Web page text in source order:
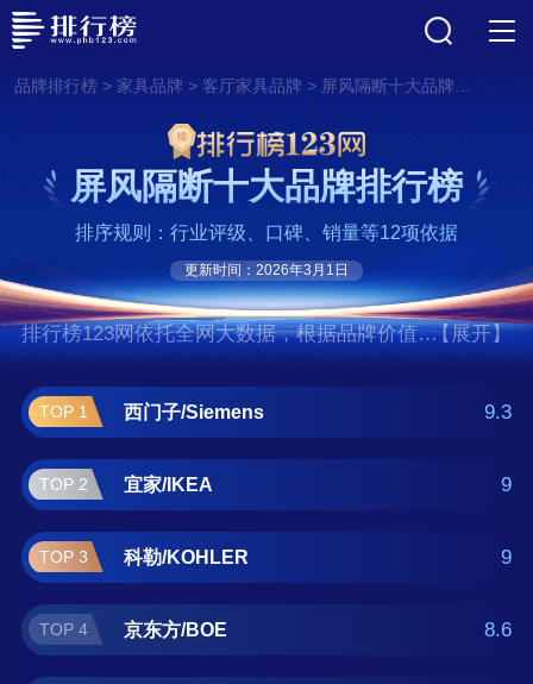
品牌排行榜> 家具品牌 > 客厅家具品牌 > 屏风隔断十大品牌排行榜
屏风隔断十大品牌排行榜
排序规则：行业评级、口碑、销量等12项依据
更新时间：2026年3月1日
排行榜123网依托全网大数据，根据品牌价值、
口碑评价等多项指数评选出了屏风隔断十大品
牌排行榜,前十名分别是西门子/Siemens、宜
家/IKEA、科勒/KOHLER、京东方/BOE、代
高/Deko、中诺、卡莱司卓/Clestra、马尔
斯/Maars、法拉姆/Faram、汉尔姆/Halumm。
如果您正在查找屏风隔断什么牌子好？那么本
屏风隔断十大品牌榜单可供您作为选购参考，
我们致力于用最真实的用户数据推荐口碑最好
的屏风隔断品牌，让您选得放心。(榜单每月更
【展开】
TOP 1 西门子/Siemens 9.3
TOP 2 宜家/IKEA 9
TOP 3 科勒/KOHLER 9
TOP 4 京东方/BOE 8.6